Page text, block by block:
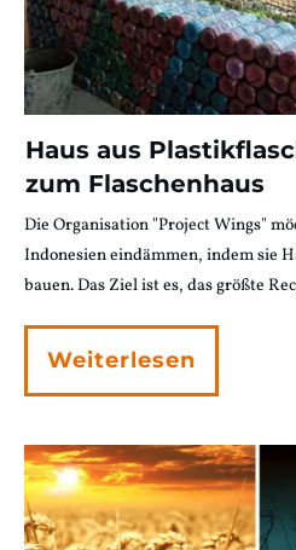
Haus aus
zum Flaschenhaus
Die Organisation "Project Wings"
Indonesien eindämmen, indem sie
bauen. Das Ziel ist es, das größte
Weiterlesen